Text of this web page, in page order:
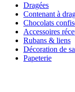
Dragées
Contenant à
Chocolats
Accessoires
Rubans & liens
Décoration de
Papeterie